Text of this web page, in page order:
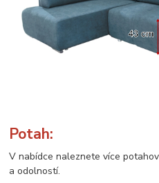
Potah:
V nabídce naleznete více
a odolností.